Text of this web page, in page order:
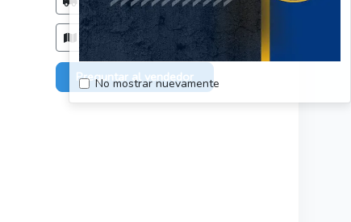
No mostrar nuevamente
Acordar con el comprador
Zonas de entrega
Todo el país, sin restriciones.
Preguntar al vendedor